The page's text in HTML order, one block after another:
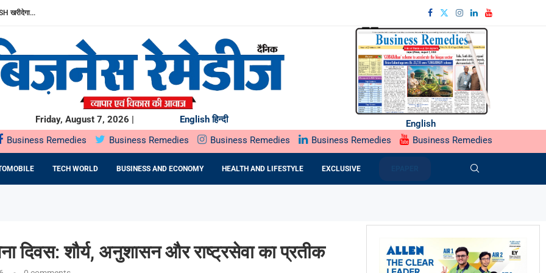
खरीदेगा...
मजबूत की...
लाभ...
Friday, August 7, 2026 | English हिन्दी
English
Business Remedies Business Remedies Business Remedies Business Remedies Business Remedies
TECH WORLD BUSINESS AND ECONOMY HEALTH AND LIFESTYLE EXCLUSIVE
दिवस: शौर्य, अनुशासन और राष्ट्रसेवा का प्रतीक